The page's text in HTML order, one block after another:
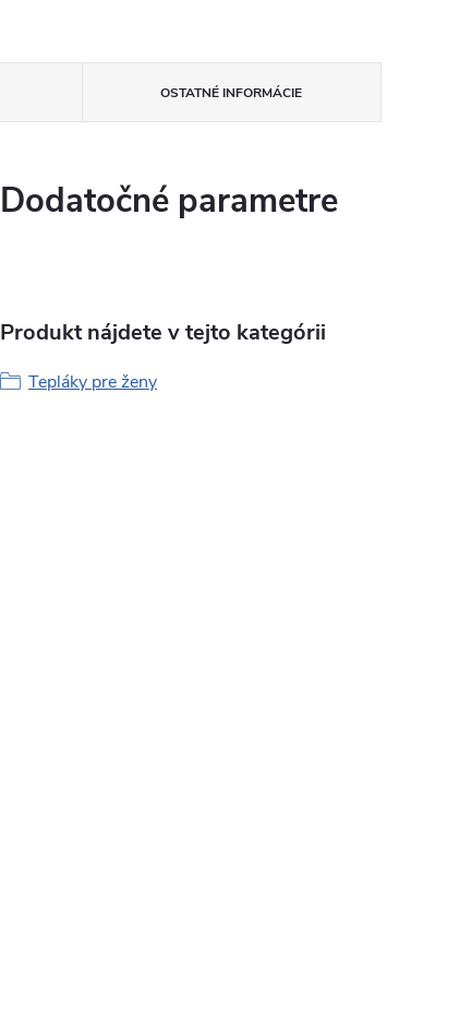
OSTATNÉ INFORMÁCIE
Dodatočné parametre
Produkt nájdete v tejto kategórii
Tepláky pre ženy